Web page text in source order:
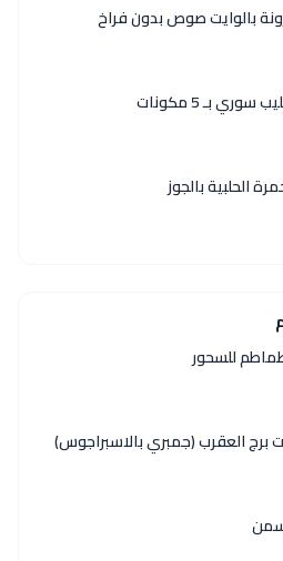
بالوايت صوص بدون فراخ
بـ 5 مكونات
الحلبية بالجوز
للسحور
برج العقرب (جمبري بالاسبراجوس)
سمن